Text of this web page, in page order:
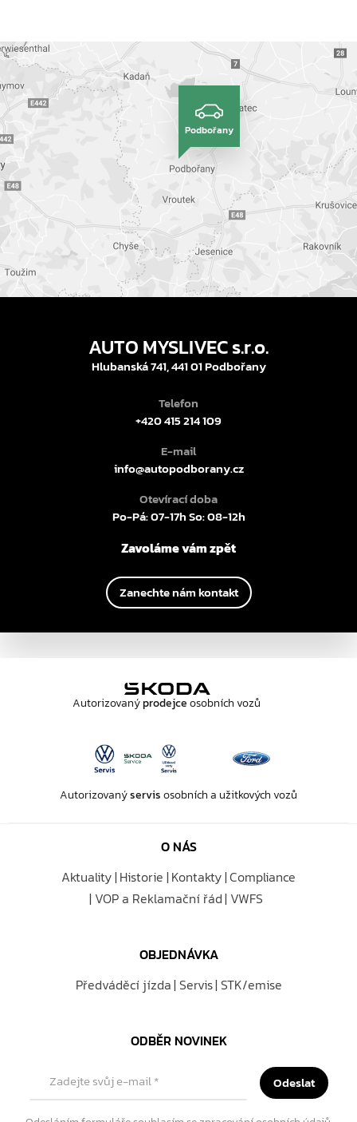
Podbořany
AUTO MYSLIVEC s.r.o.
Hlubanská 741, 441 01 Podbořany
Telefon
+420 415 214 109
E-mail
info@autopodborany.cz
Otevírací doba
Po-Pá: 07-17h So: 08-12h
Zavoláme vám zpět
Zanechte nám kontakt
Autorizovanýprodejceosobních vozů
Autorizovanýservisosobních a užitkových vozů
O NÁS
Aktuality Historie Kontakty Compliance
VOP a Reklamační řád VWFS
OBJEDNÁVKA
Předváděcí jízda Servis STK/emise
ODBĚR NOVINEK
Zadejte svůj e-mail* Odeslat